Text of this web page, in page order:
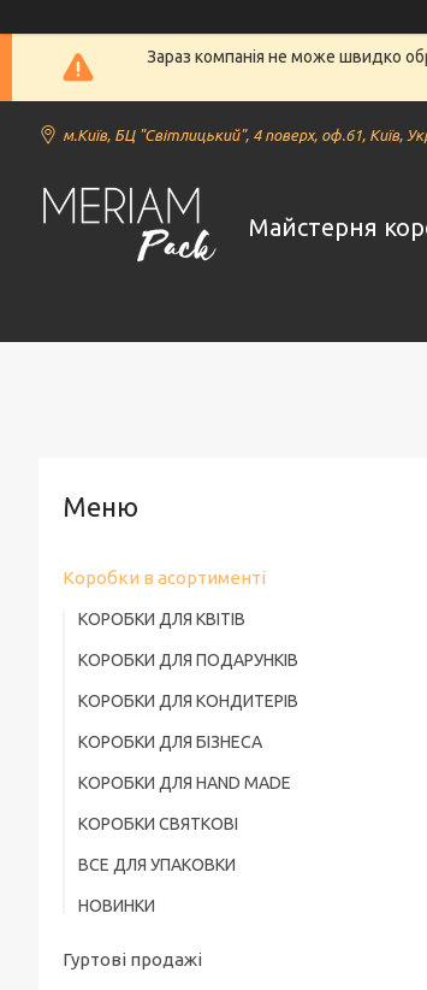
Зараз компанія не може швидко
м.Київ, БЦ "Світлицький", 4 поверх, оф.61, Київ,
Майстерня
Коробки в асортименті
КОРОБКИ ДЛЯ КВІТІВ
КОРОБКИ ДЛЯ ПОДАРУНКІВ
КОРОБКИ ДЛЯ КОНДИТЕРІВ
КОРОБКИ ДЛЯ БІЗНЕСА
КОРОБКИ ДЛЯ HAND MADE
КОРОБКИ СВЯТКОВІ
ВСЕ ДЛЯ УПАКОВКИ
НОВИНКИ
Гуртові продажі